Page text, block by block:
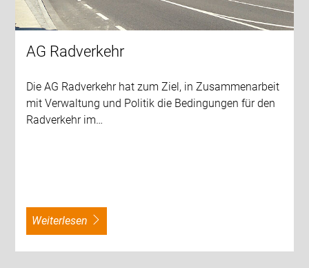
AG Radverkehr
Die AG Radverkehr hat zum Ziel, in Zusammenarbeit
mit Verwaltung und Politik die Bedingungen für den
Radverkehr im…
weiterlesen